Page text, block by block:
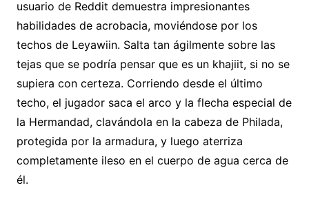
usuario de Reddit demuestra impresionantes
habilidades de acrobacia, moviéndose por los
techos de Leyawiin. Salta tan ágilmente sobre las
tejas que se podría pensar que es un khajiit, si no se
supiera con certeza. Corriendo desde el último
techo, el jugador saca el arco y la flecha especial de
la Hermandad, clavándola en la cabeza de Philada,
protegida por la armadura, y luego aterriza
completamente ileso en el cuerpo de agua cerca de
él.